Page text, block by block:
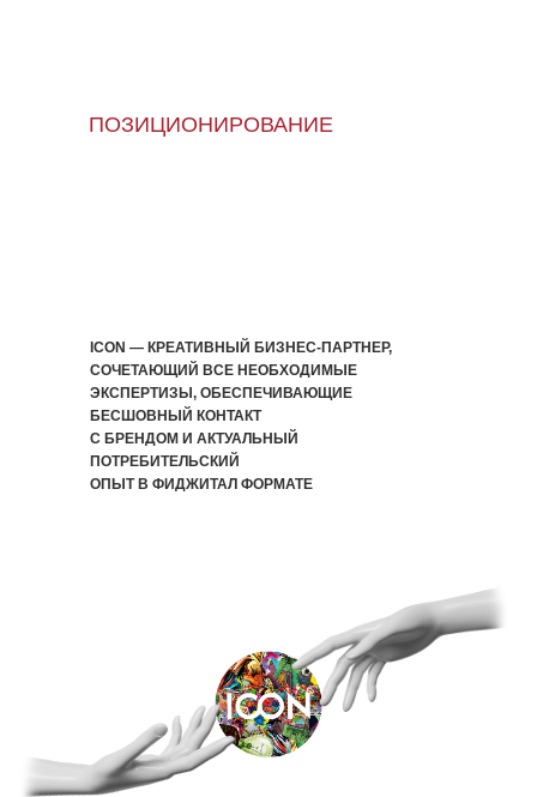
ПОЗИЦИОНИРОВАНИЕ
ICON — КРЕАТИВНЫЙ БИЗНЕС-ПАРТНЕР,
СОЧЕТАЮЩИЙ ВСЕ НЕОБХОДИМЫЕ
ЭКСПЕРТИЗЫ, ОБЕСПЕЧИВАЮЩИЕ
БЕСШОВНЫЙ КОНТАКТ
С БРЕНДОМ И АКТУАЛЬНЫЙ
ПОТРЕБИТЕЛЬСКИЙ
ОПЫТ В ФИДЖИТАЛ ФОРМАТЕ